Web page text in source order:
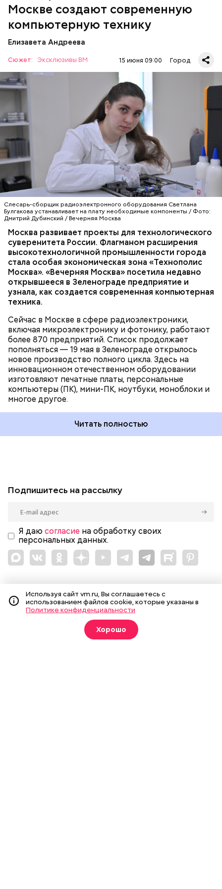
Москве создают современную
компьютерную технику
Елизавета Андреева
Сюжет: Эксклюзивы ВМ 15 июня 09:00 Город
Слесарь-сборщик радиоэлектронного оборудования Светлана
Булгакова устанавливает на плату необходимые компоненты / Фото:
Дмитрий Дубинский / Вечерняя Москва
Москва развивает проекты для технологического
суверенитета России. Флагманом расширения
высокотехнологичной промышленности города
стала особая экономическая зона «Технополис
Москва». «Вечерняя Москва» посетила недавно
открывшееся в Зеленограде предприятие и
узнала, как создается современная компьютерная
техника.
Сейчас в Москве в сфере радиоэлектроники,
включая микроэлектронику и фотонику, работают
более 870 предприятий. Список продолжает
пополняться — 19 мая в Зеленограде открылось
новое производство полного цикла. Здесь на
инновационном отечественном оборудовании
изготовляют печатные платы, персональные
компьютеры (ПК), мини-ПК, ноутбуки, моноблоки и
многое другое.
«Холодильник» для термопасты
белоснежных халатов специалистов немного рябит
в глазах. Мы находимся в главном
производственном цехе. Сотрудники присвоили
ему говорящий номер — «первый». Здесь
расположено много технического оборудования.
поставленные вряд. Именно они изготавливают
платы.
Читать полностью
ТЕХНОЛОГИИ
МОСКВА
ПРОМЫШЛЕННОСТЬ
ТЕХНОПОЛИС «МОСКВА»
Подпишитесь на рассылку
Я даю согласие на обработку своих
персональных данных.
Статьи
Мнения
Архив газеты
Спецпроекты
Пресса в образовании
Используя сайт vm.ru, Вы соглашаетесь с
использованием файлов cookie, которые указаны в
Политике конфиденциальности
Хорошо